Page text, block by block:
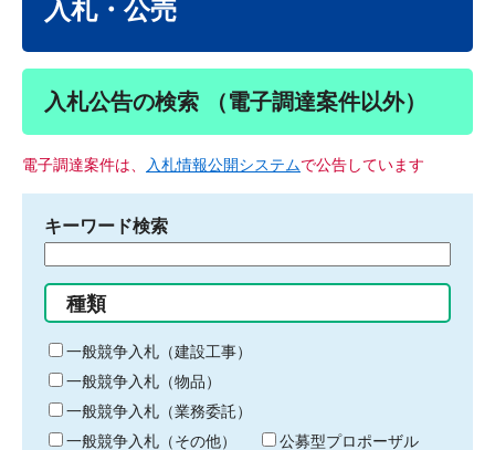
入札・公売
入札公告の検索 （電子調達案件以外）
電子調達案件は、 入札情報公開システムで公告しています
キーワード検索
る
キ
ー
ワ
ー
ド
種類
一般競争入札（建設工事）
一般競争入札（物品）
一般競争入札（業務委託）
一般競争入札（その他）
公募型プロポーザル